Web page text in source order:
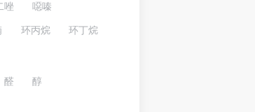
唑 噁嗪
环丙烷 环丁烷
醛 醇